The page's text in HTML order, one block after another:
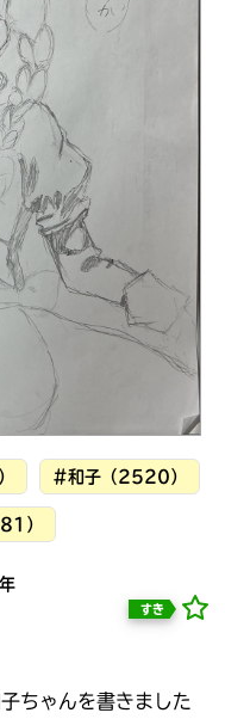
読みたい本が
できる掲示板
#和子（2520）
）
すき
ちゃんを書きました